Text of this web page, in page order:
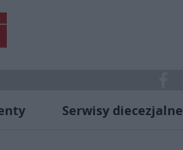
Serwisy diecezjalne